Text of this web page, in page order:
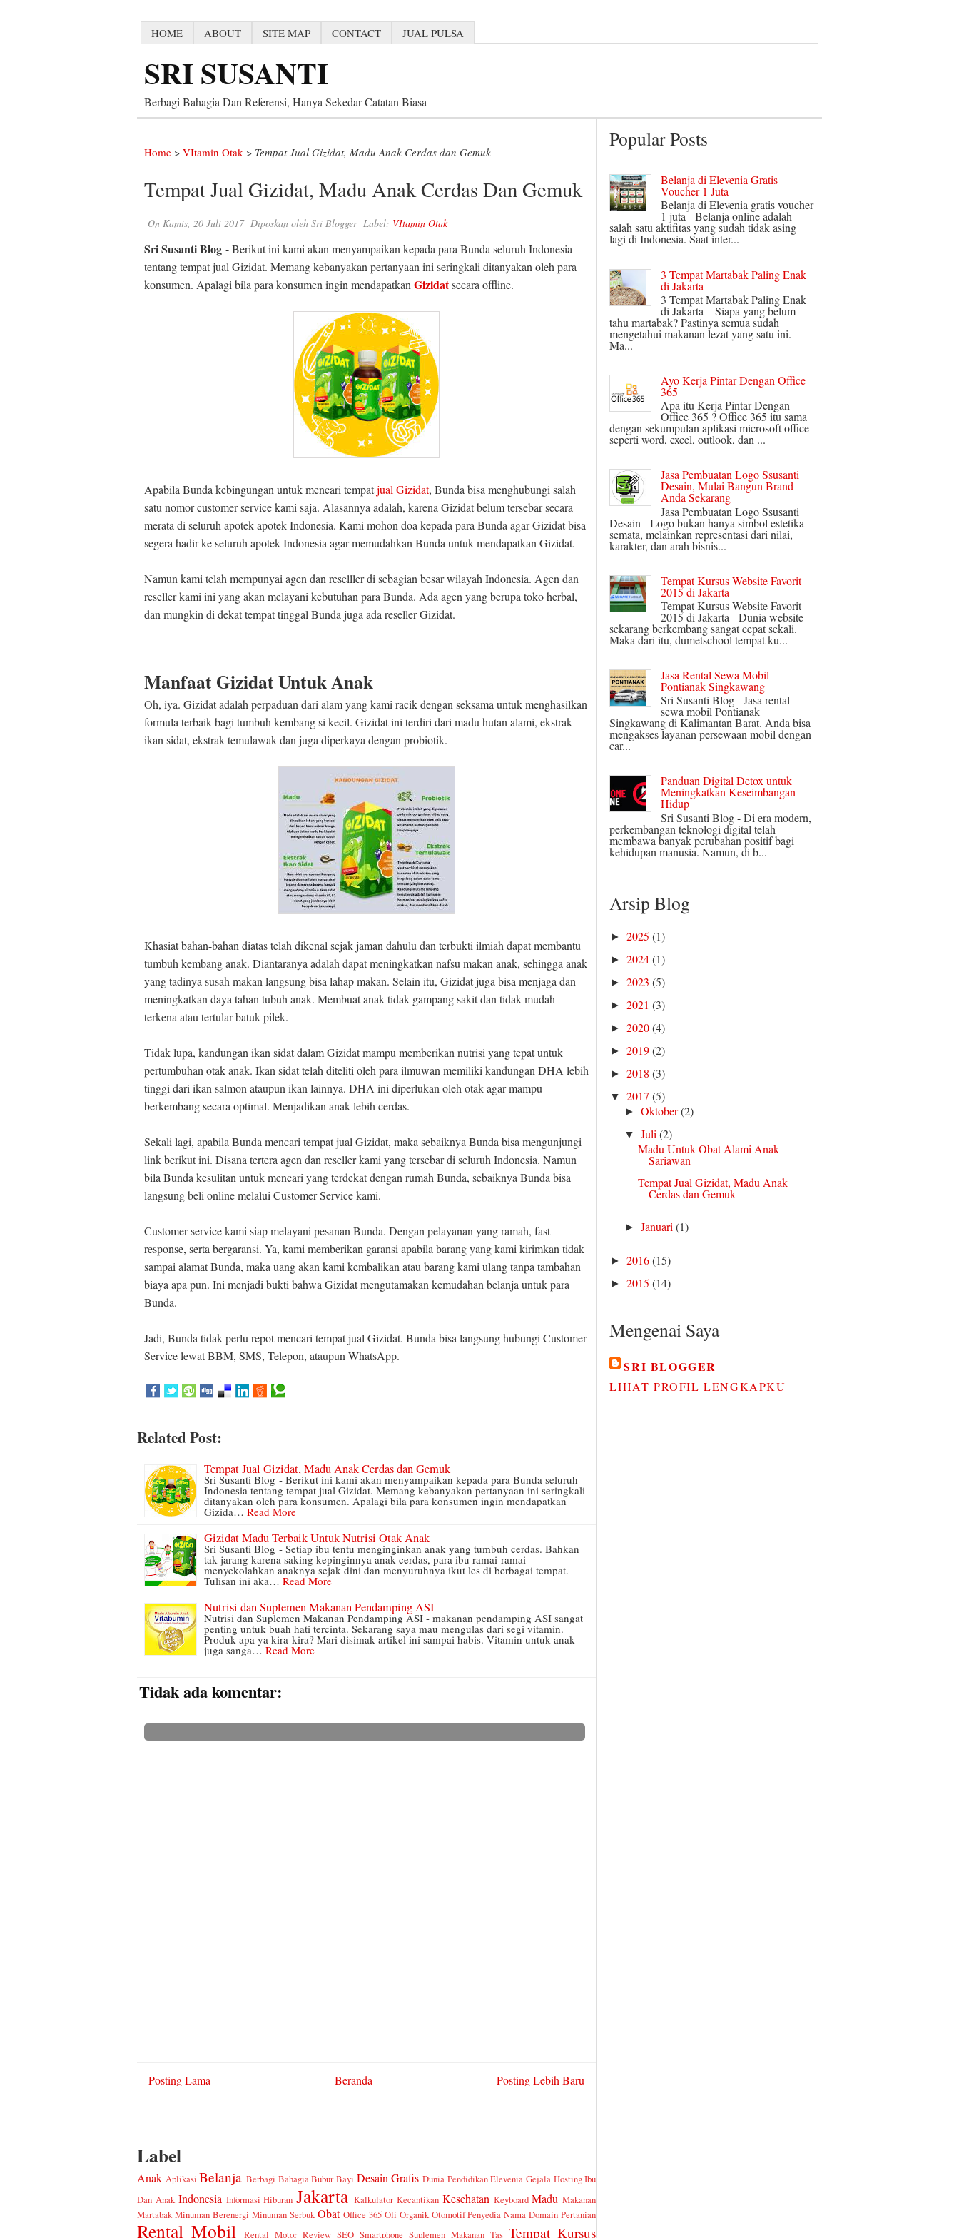
HOME ABOUT SITE MAP CONTACT JUAL PULSA
SRI SUSANTI
Berbagi Bahagia Dan Referensi, Hanya Sekedar Catatan Biasa
Home > VItamin Otak > Tempat Jual Gizidat, Madu Anak Cerdas dan Gemuk
Tempat Jual Gizidat, Madu Anak Cerdas Dan Gemuk
On Kamis, 20 Juli 2017 Diposkan oleh Sri BloggerLabel: VItamin Otak
Sri Susanti Blog - Berikut ini kami akan menyampaikan kepada para Bunda seluruh Indonesia
tentang tempat jual Gizidat. Memang kebanyakan pertanyaan ini seringkali ditanyakan oleh para
konsumen. Apalagi bila para konsumen ingin mendapatkan Gizidatsecara offline.
Apabila Bunda kebingungan untuk mencari tempatjual Gizidat, Bunda bisa menghubungi salah
satu nomor customer service kami saja. Alasannya adalah, karena Gizidat belum tersebar secara
merata di seluruh apotek-apotek Indonesia. Kami mohon doa kepada para Bunda agar Gizidat bisa
segera hadir ke seluruh apotek Indonesia agar memudahkan Bunda untuk mendapatkan Gizidat.
Namun kami telah mempunyai agen dan reselller di sebagian besar wilayah Indonesia. Agen dan
reseller kami ini yang akan melayani kebutuhan para Bunda. Ada agen yang berupa toko herbal,
dan mungkin di dekat tempat tinggal Bunda juga ada reseller Gizidat.
Manfaat Gizidat Untuk Anak
Oh, iya. Gizidat adalah perpaduan dari alam yang kami racik dengan seksama untuk menghasilkan
formula terbaik bagi tumbuh kembang si kecil. Gizidat ini terdiri dari madu hutan alami, ekstrak
ikan sidat, ekstrak temulawak dan juga diperkaya dengan probiotik.
Khasiat bahan-bahan diatas telah dikenal sejak jaman dahulu dan terbukti ilmiah dapat membantu
tumbuh kembang anak. Diantaranya adalah dapat meningkatkan nafsu makan anak, sehingga anak
yang tadinya susah makan langsung bisa lahap makan. Selain itu, Gizidat juga bisa menjaga dan
meningkatkan daya tahan tubuh anak. Membuat anak tidak gampang sakit dan tidak mudah
terkena atau tertular batuk pilek.
Tidak lupa, kandungan ikan sidat dalam Gizidat mampu memberikan nutrisi yang tepat untuk
pertumbuhan otak anak. Ikan sidat telah diteliti oleh para ilmuwan memiliki kandungan DHA lebih
tinggi dari ikan salmon ataupun ikan lainnya. DHA ini diperlukan oleh otak agar mampu
berkembang secara optimal. Menjadikan anak lebih cerdas.
Sekali lagi, apabila Bunda mencari tempat jual Gizidat, maka sebaiknya Bunda bisa mengunjungi
link berikut ini. Disana tertera agen dan reseller kami yang tersebar di seluruh Indonesia. Namun
bila Bunda kesulitan untuk mencari yang terdekat dengan rumah Bunda, sebaiknya Bunda bisa
langsung beli online melalui Customer Service kami.
Customer service kami siap melayani pesanan Bunda. Dengan pelayanan yang ramah, fast
response, serta bergaransi. Ya, kami memberikan garansi apabila barang yang kami kirimkan tidak
sampai alamat Bunda, maka uang akan kami kembalikan atau barang kami ulang tanpa tambahan
biaya apa pun. Ini menjadi bukti bahwa Gizidat mengutamakan kemudahan belanja untuk para
Bunda.
Jadi, Bunda tidak perlu repot mencari tempat jual Gizidat. Bunda bisa langsung hubungi Customer
Service lewat BBM, SMS, Telepon, ataupun WhatsApp.
Related Post:
Tempat Jual Gizidat, Madu Anak Cerdas dan Gemuk
Sri Susanti Blog - Berikut ini kami akan menyampaikan kepada para Bunda seluruh
Indonesia tentang tempat jual Gizidat. Memang kebanyakan pertanyaan ini seringkali
ditanyakan oleh para konsumen. Apalagi bila para konsumen ingin mendapatkan
Gizida… Read More
Gizidat Madu Terbaik Untuk Nutrisi Otak Anak
Sri Susanti Blog - Setiap ibu tentu menginginkan anak yang tumbuh cerdas. Bahkan
tak jarang karena saking kepinginnya anak cerdas, para ibu ramai-ramai
menyekolahkan anaknya sejak dini dan menyuruhnya ikut les di berbagai tempat.
Tulisan ini aka… Read More
Nutrisi dan Suplemen Makanan Pendamping ASI
Nutrisi dan Suplemen Makanan Pendamping ASI - makanan pendamping ASI sangat
penting untuk buah hati tercinta. Sekarang saya mau mengulas dari segi vitamin.
Produk apa ya kira-kira? Mari disimak artikel ini sampai habis. Vitamin untuk anak
juga sanga… Read More
Tidak ada komentar:
Posting Lebih Baru
Posting Lama Beranda
Label
Anak Aplikasi Belanja Berbagi Bahagia Bubur Bayi Desain Grafis Dunia Pendidikan Elevenia Gejala Hosting Ibu
Dan Anak Indonesia Informasi Hiburan Jakarta Kalkulator Kecantikan Kesehatan Keyboard Madu Makanan
Martabak Minuman Berenergi Minuman Serbuk Obat Office 365 Oli Organik Otomotif Penyedia Nama Domain Pertanian
Rental Mobil Rental Motor Review SEO Smartphone Suplemen Makanan Tas Tempat Kursus
Popular Posts
Belanja di Elevenia Gratis
Voucher 1 Juta
Belanja di Elevenia gratis voucher
1 juta - Belanja online adalah
salah satu aktifitas yang sudah tidak asing
lagi di Indonesia. Saat inter...
3 Tempat Martabak Paling Enak
di Jakarta
3 Tempat Martabak Paling Enak
di Jakarta – Siapa yang belum
tahu martabak? Pastinya semua sudah
mengetahui makanan lezat yang satu ini.
Ma...
Ayo Kerja Pintar Dengan Office
365
Apa itu Kerja Pintar Dengan
Office 365 ? Office 365 itu sama
dengan sekumpulan aplikasi microsoft office
seperti word, excel, outlook, dan ...
Jasa Pembuatan Logo Ssusanti
Desain, Mulai Bangun Brand
Anda Sekarang
Jasa Pembuatan Logo Ssusanti
Desain - Logo bukan hanya simbol estetika
semata, melainkan representasi dari nilai,
karakter, dan arah bisnis...
Tempat Kursus Website Favorit
2015 di Jakarta
Tempat Kursus Website Favorit
2015 di Jakarta - Dunia website
sekarang berkembang sangat cepat sekali.
Maka dari itu, dumetschool tempat ku...
Jasa Rental Sewa Mobil
Pontianak Singkawang
Sri Susanti Blog - Jasa rental
sewa mobil Pontianak
Singkawang di Kalimantan Barat. Anda bisa
mengakses layanan persewaan mobil dengan
car...
Panduan Digital Detox untuk
Meningkatkan Keseimbangan
Hidup
Sri Susanti Blog - Di era modern,
perkembangan teknologi digital telah
membawa banyak perubahan positif bagi
kehidupan manusia. Namun, di b...
Arsip Blog
►2025(1)
►2024(1)
►2023(5)
►2021(3)
►2020(4)
►2019(2)
►2018(3)
▼2017(5)
► Oktober(2)
▼ Juli (2)
Madu Untuk Obat Alami Anak
Sariawan
Tempat Jual Gizidat, Madu Anak
Cerdas dan Gemuk
► Januari (1)
►2016(15)
►2015(14)
Mengenai Saya
SRI BLOGGER
LIHAT PROFIL LENGKAPKU